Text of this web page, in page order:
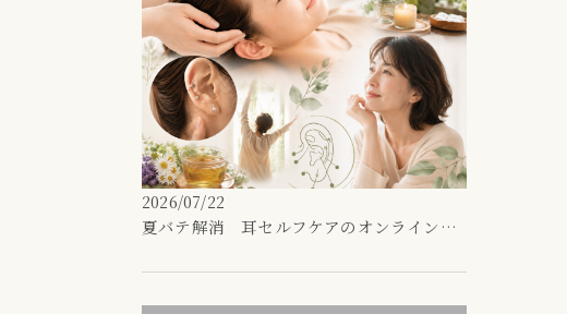
2026/07/22
夏バテ解消 耳セルフケアのオンラインおしゃべり会